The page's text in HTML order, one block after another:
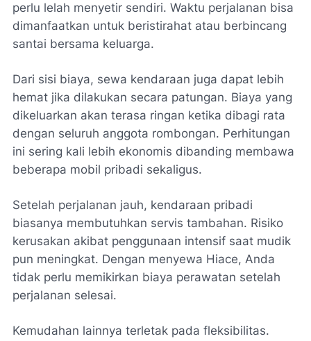
perlu lelah menyetir sendiri. Waktu perjalanan bisa
dimanfaatkan untuk beristirahat atau berbincang
santai bersama keluarga.
Dari sisi biaya, sewa kendaraan juga dapat lebih
hemat jika dilakukan secara patungan. Biaya yang
dikeluarkan akan terasa ringan ketika dibagi rata
dengan seluruh anggota rombongan. Perhitungan
ini sering kali lebih ekonomis dibanding membawa
beberapa mobil pribadi sekaligus.
Setelah perjalanan jauh, kendaraan pribadi
biasanya membutuhkan servis tambahan. Risiko
kerusakan akibat penggunaan intensif saat mudik
pun meningkat. Dengan menyewa Hiace, Anda
tidak perlu memikirkan biaya perawatan setelah
perjalanan selesai.
Kemudahan lainnya terletak pada fleksibilitas.